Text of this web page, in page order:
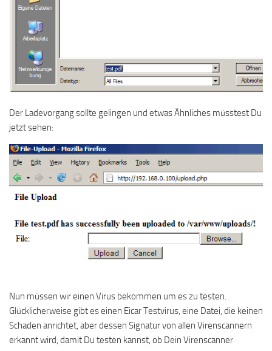
Der Ladevorgang sollte gelingen und etwas Ähnliches müsstest Du
jetzt sehen:
Nun müssen wir einen Virus bekommen um es zu testen.
Glücklicherweise gibt es einen Eicar Testvirus, eine Datei, die keinen
Schaden anrichtet, aber dessen Signatur von allen Virenscannern
erkannt wird, damit Du testen kannst, ob Dein Virenscanner